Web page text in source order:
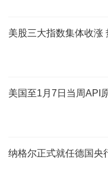
美股三大指数集体收涨
美国至1月7日当周API
纳格尔正式就任德国央